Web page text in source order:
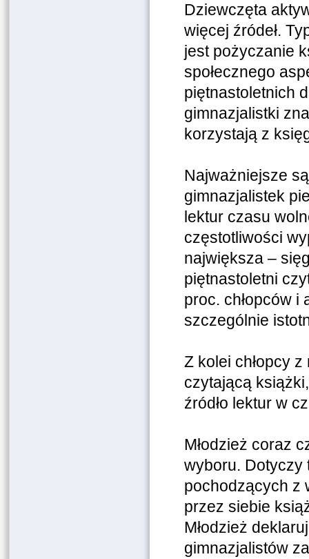
Dziewczęta
więcej źródeł.
jest pożyczanie
społecznego
piętnastoletnich
gimnazjalistki
korzystają z
Najważniejsze
gimnazjalistek
lektur czasu
częstotliwości
największa –
piętnastoletni
proc. chłopców
szczególnie
Z kolei chłopcy
czytającą
źródło lektur w
Młodzież coraz
wyboru. Dotyczy
pochodzących z
przez siebie
Młodzież
gimnazjalistów